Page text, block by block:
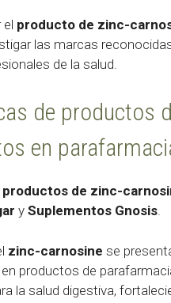
el producto de zinc-
las marcas
de la salud.
de productos
en
productos de zinc-
y Suplementos Gnosis.
zinc-carnosine se
productos de
la salud digestiva,